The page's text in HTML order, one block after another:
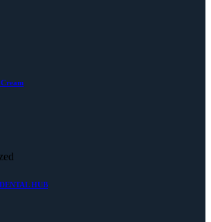
HUB